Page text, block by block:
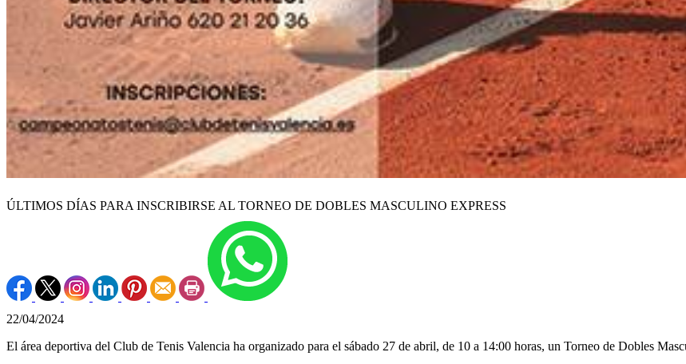
ÚLTIMOS DÍAS PARA INSCRIBIRSE AL TORNEO DE DOBLES MASCULINO EXPRESS
22/04/2024
El área deportiva del Club de Tenis Valencia ha organizado para el sábado 27 de abril, de 10 a 14:00 horas, un Torneo de Dobles